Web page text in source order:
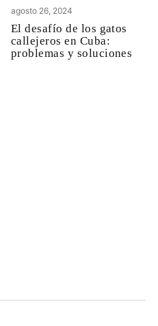
agosto 26, 2024
El desafío de los gatos
callejeros en Cuba:
problemas y soluciones